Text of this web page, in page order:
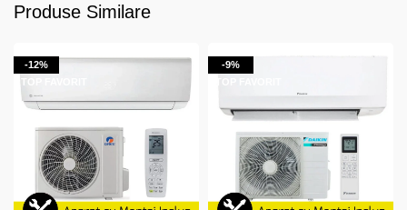
Produse Similare
-12%
TOP FAVORIT
-9%